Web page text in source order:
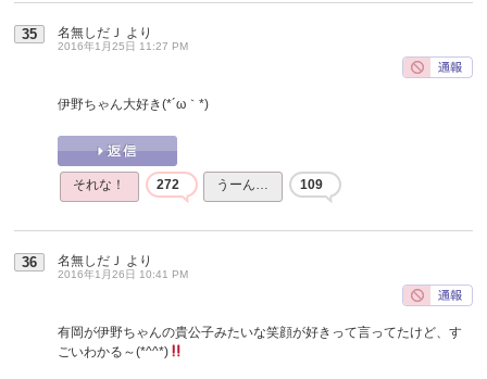
35 名無しだＪ より
2016年1月25日 11:27 PM
伊野ちゃん大好き(*´ω｀*)
それな！ 272 うーん… 109
36 名無しだＪ より
2016年1月26日 10:41 PM
有岡が伊野ちゃんの貴公子みたいな笑顔が好きって言ってたけど、す
ごいわかる～(*^^*)